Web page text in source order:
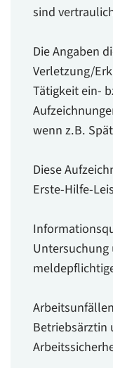
sind
Die Angaben
Verletzung/
Tätigkeit ein-
wenn z.B.
Diese
Erste-Hilfe-
Betriebsärztin